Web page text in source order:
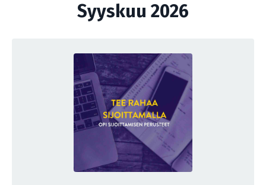
Syyskuu 2026